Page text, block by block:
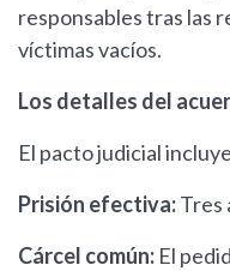
responsables tras las
víctimas vacíos.
Los detalles del
El pacto judicial
Prisión efectiva:Tres
Cárcel común: El